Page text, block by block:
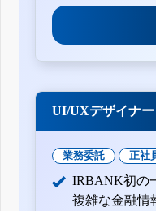
UI/UXデザイナー
業務委託 正社
IRBANK初の
複雑な金融情